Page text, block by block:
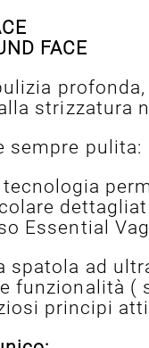
FACE
strizzatura
sempre pulita:
Essential
spatola ad
funzionalità (
principi